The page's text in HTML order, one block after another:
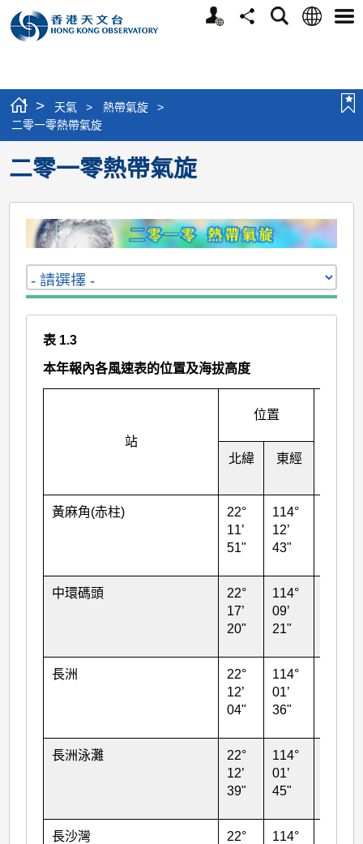
個
分
搜
語
選
> 天氣 > 熱帶氣旋
>
二零一零熱帶氣旋
二零一零熱帶氣旋
表 1.3
本年報內各風速表的位置及海拔高度
站
位置
北緯 東經
黃麻角(赤柱)
22°
11’
51"
114°
12’
43"
中環碼頭
22°
17’
20"
114°
09’
21"
長洲
22°
12’
04"
114°
01’
36"
長洲泳灘
22°
12’
39"
114°
01’
45"
長沙灣
22°
114°